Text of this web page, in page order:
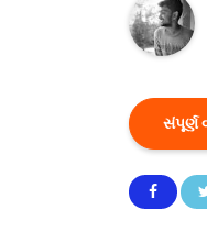
સંપૂર્ણ